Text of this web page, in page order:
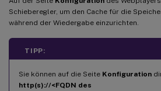
Schieberegler, um den Cache für die
während der Wiedergabe einzurichten.
TIPP:
Sie können auf die Seite Konfiguration
http(s)://<FQDN des